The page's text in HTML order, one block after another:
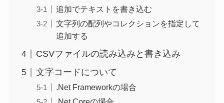
追加でテキストを書き込む
文字列の配列やコレクションを指定して
追加する
CSVファイルの読み込みと書き込み
文字コードについて
.Net Frameworkの場合